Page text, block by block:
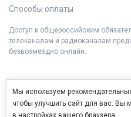
Способы оплаты
Доступ к общероссийским
телеканалам и радиоканалам
безвозмездно онлайн.
Мы используем
чтобы улучшить сайт для вас. Вы
в настройках вашего браузера